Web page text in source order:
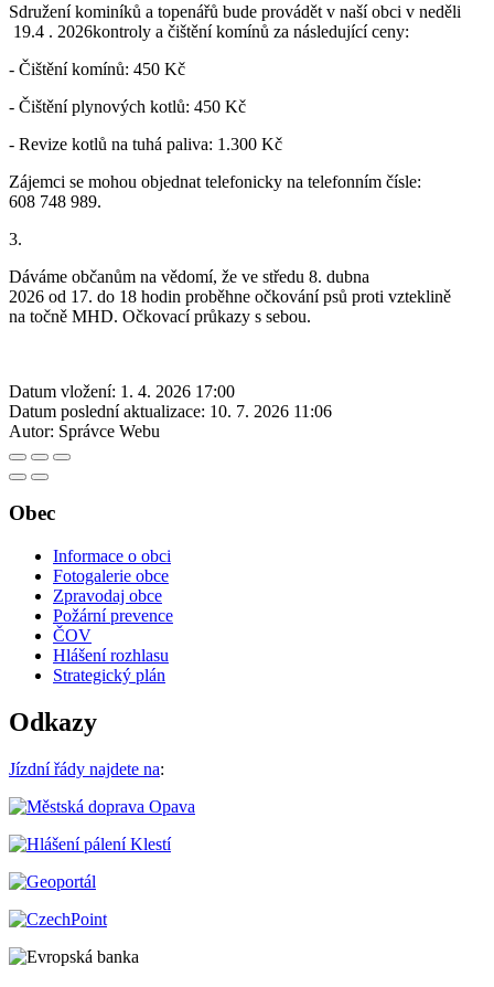
Sdružení kominíků a topenářů bude provádět v naší obci v neděli
19.4 . 2026kontroly a čištění komínů za následující ceny:
- Čištění komínů: 450 Kč
- Čištění plynových kotlů: 450 Kč
- Revize kotlů na tuhá paliva: 1.300 Kč
Zájemci se mohou objednat telefonicky na telefonním čísle:
608 748 989.
3.
Dáváme občanům na vědomí, že ve středu 8. dubna
2026 od 17. do 18 hodin proběhne očkování psů proti vzteklině
na točně MHD. Očkovací průkazy s sebou.
Datum vložení: 1. 4. 2026 17:00
Datum poslední aktualizace: 10. 7. 2026 11:06
Autor: Správce Webu
Obec
Informace o obci
Fotogalerie obce
Zpravodaj obce
Požární prevence
ČOV
Hlášení rozhlasu
Strategický plán
Odkazy
Jízdní řády najdete na: